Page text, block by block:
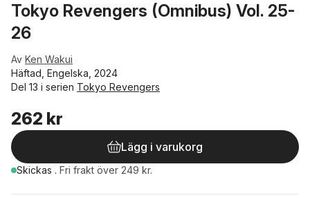
Tokyo Revengers (Omnibus) Vol. 25-
26
Av Ken Wakui
Häftad, Engelska, 2024
Del 13 i serien Tokyo Revengers
262 kr
Lägg i varukorg
Skickas . Fri frakt över 249 kr.